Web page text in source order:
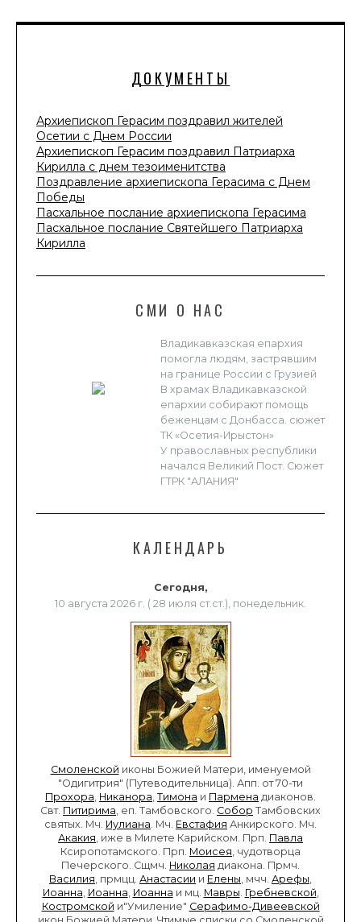
ДОКУМЕНТЫ
Архиепископ Герасим поздравил жителей
Осетии с Днем России
Архиепископ Герасим поздравил Патриарха
Кирилла с днем тезоименитства
Поздравление архиепископа Герасима с Днем
Победы
Пасхальное послание архиепископа Герасима
Пасхальное послание Святейшего Патриарха
Кирилла
СМИ О НАС
Владикавказская епархия
помогла людям, застрявшим
на границе России с Грузией
В храмах Владикавказской
епархии собирают помощь
беженцам с Донбасса. сюжет
ТК «Осетия-Ирыстон»
У православных республики
начался Великий Пост. Сюжет
ГТРК "АЛАНИЯ"
КАЛЕНДАРЬ
Сегодня,
10 августа 2026 г. ( 28 июля ст.ст.), понедельник.
Смоленской иконы Божией Матери, именуемой
"Одигитрия" (Путеводительница). Апп. от 70-ти
Прохора, Никанора, Тимона и Пармена диаконов.
Свт. Питирима, еп. Тамбовского. Собор Тамбовских
святых. Мч. Иулиана. Мч. Евстафия Анкирского. Мч.
Акакия, иже в Милете Карийском. Прп. Павла
Ксиропотамского. Прп. Моисея, чудотворца
Печерского. Сщмч. Николая диакона. Прмч.
Василия, прмцц. Анастасии и Елены, мчч. Арефы,
Иоанна, Иоанна, Иоанна и мц. Мавры. Гребневской,
Костромской и"Умиление" Серафимо-Дивеевской